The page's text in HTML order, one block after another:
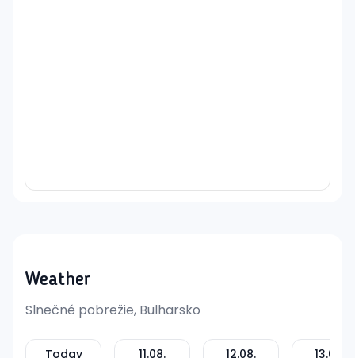
Weather
Slnečné pobrežie, Bulharsko
Today
11.08.
12.08.
13.08.